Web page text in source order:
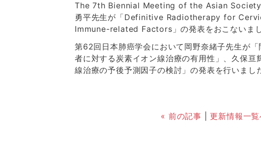
The 7th Biennial Meeting of the Asian
勇平先生が「Definitive Radiotherapy for
Immune-related Factors」の発表をおこないまし
第62回日本肺癌学会において岡野奈緒子先生が
者に対する炭素イオン線治療の有用性」、久保
線治療の予後予測因子の検討」の発表を行いまし
« 前の記事 |更新情報一覧